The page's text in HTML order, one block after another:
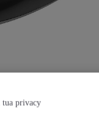
tua privacy